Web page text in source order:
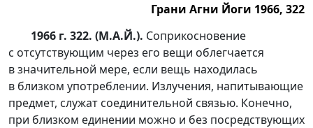
Грани Агни Йоги 1966, 322
1966 г. 322. (М.А.Й.). Соприкосновение
с отсутствующим через его вещи облегчается
в значительной мере, если вещь находилась
в близком употреблении. Излучения, напитывающие
предмет, служат соединительной связью. Конечно,
при близком единении можно и без посредствующих